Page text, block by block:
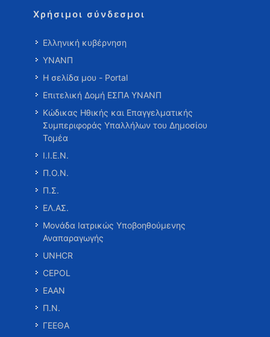
Χρήσιμοι σύνδεσμοι
Ελληνική κυβέρνηση
ΥΝΑΝΠ
Η σελίδα μου - Portal
Επιτελική Δομή ΕΣΠΑ ΥΝΑΝΠ
Κώδικας Ηθικής και Επαγγελματικής
Συμπεριφοράς Υπαλλήλων του Δημοσίου
Τομέα
Ι.Ι.Ε.Ν.
Π.Ο.Ν.
Π.Σ.
ΕΛ.ΑΣ.
Μονάδα Ιατρικώς Υποβοηθούμενης
Αναπαραγωγής
UNHCR
CEPOL
ΕΑΑΝ
Π.Ν.
ΓΕΕΘΑ